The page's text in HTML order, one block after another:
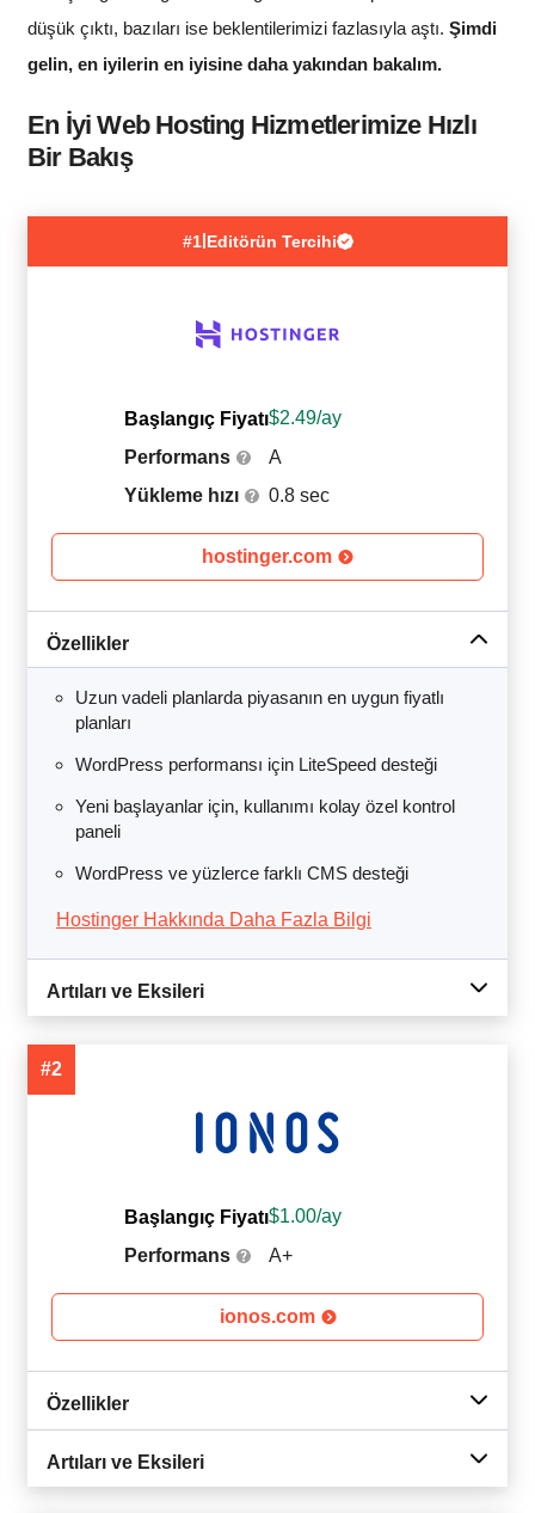
düşük çıktı, bazıları ise beklentilerimizi fazlasıyla aştı. Şimdi
gelin, en iyilerin en iyisine daha yakından bakalım.
En İyi Web Hosting Hizmetlerimize Hızlı
Bir Bakış
#1|Editörün Tercihi
Başlangıç Fiyatı$2.49/ay
Performans
A
Yükleme hızı
0.8 sec
hostinger.com
Özellikler
Uzun vadeli planlarda piyasanın en uygun fiyatlı
planları
WordPress performansı için LiteSpeed desteği
Yeni başlayanlar için, kullanımı kolay özel kontrol
paneli
WordPress ve yüzlerce farklı CMS desteği
Hostinger Hakkında Daha Fazla Bilgi
Artıları ve Eksileri
#2
Başlangıç Fiyatı$1.00/ay
Performans
A+
ionos.com
Özellikler
Artıları ve Eksileri